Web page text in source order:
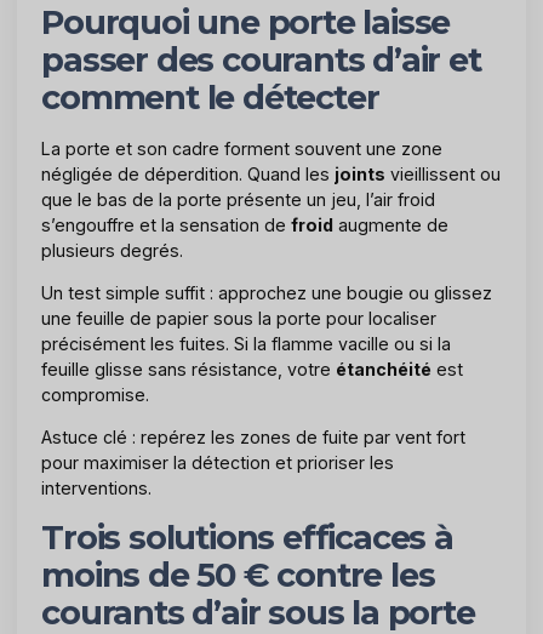
Pourquoi une porte laisse
passer des courants d’air et
comment le détecter
La porte et son cadre forment souvent une zone
négligée de déperdition. Quand les joints vieillissent ou
que le bas de la porte présente un jeu, l’air froid
s’engouffre et la sensation defroid augmente de
plusieurs degrés.
Un test simple suffit : approchez une bougie ou glissez
une feuille de papier sous la porte pour localiser
précisément les fuites. Si la flamme vacille ou si la
feuille glisse sans résistance, votre étanchéité est
compromise.
Astuce clé : repérez les zones de fuite par vent fort
pour maximiser la détection et prioriser les
interventions.
Trois solutions efficaces à
moins de 50 € contre les
courants d’air sous la porte